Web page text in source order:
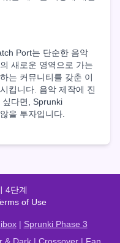
Port는 단순한 음악
새로운 영역으로 가는
는 커뮤니티를 갖춘 이
킵니다. 음악 제작에 진
싶다면, Sprunki
을 투자입니다.
4단계
of Use
| Sprunki Phase 3